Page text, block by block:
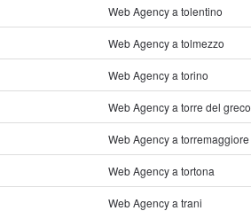
Web Agency a tolentino
Web Agency a tolmezzo
Web Agency a torino
Web Agency a torre del greco
Web Agency a torremaggiore
Web Agency a tortona
Web Agency a trani